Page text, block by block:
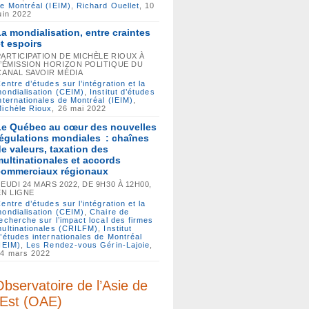
Montréal (IEIM)
,Richard Ouellet
, 10
2022
mondialisation, entre craintes
espoirs
DE MICHÈLE RIOUX À
HORIZON POLITIQUE DU
SAVOIR MÉDIA
d’études sur l’intégration et la
(CEIM) ,
Institut d’études
de Montréal (IEIM) ,
Rioux, 26 mai 2022
Québec au cœur des nouvelles
mondiales : chaînes
valeurs, taxation des
et accords
régionaux
24 MARS 2022, DE 9H30 À 12H00,
LIGNE
d’études sur l’intégration et la
(CEIM)
,Chaire de
sur l’impact local des firmes
(CRILFM)
Institut
internationales de Montréal
,Les Rendez-vous Gérin-Lajoie
mars 2022
de l’Asie de
(OAE)